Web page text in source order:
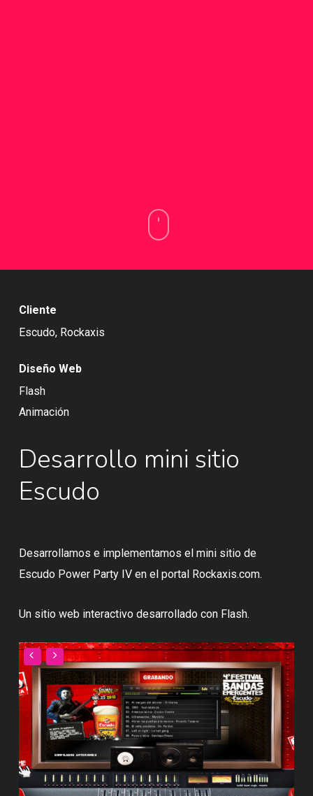
Cliente
Escudo, Rockaxis
Diseño Web
Flash
Animación
Desarrollo mini sitio
Escudo
Desarrollamos e implementamos el mini sitio de
Escudo Power Party IV en el portal Rockaxis.com.
Un sitio web interactivo desarrollado con Flash.